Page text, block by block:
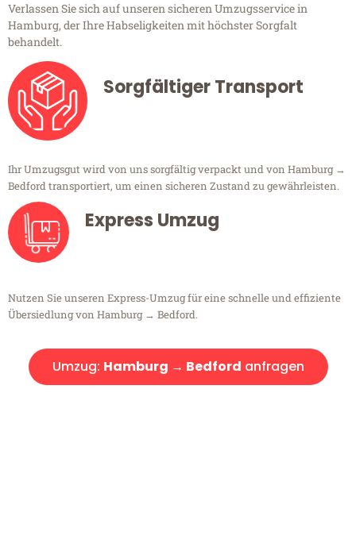
Verlassen Sie sich auf unseren sicheren Umzugsservice in
Hamburg, der Ihre Habseligkeiten mit höchster Sorgfalt
behandelt.
Sorgfältiger Transport
Ihr Umzugsgut wird von uns sorgfältig verpackt und von Hamburg →
Bedford transportiert, um einen sicheren Zustand zu gewährleisten.
Express Umzug
Nutzen Sie unseren Express-Umzug für eine schnelle und effiziente
Übersiedlung von Hamburg → Bedford.
Umzug: Hamburg → Bedford anfragen